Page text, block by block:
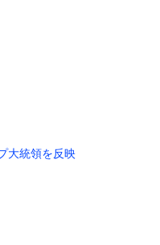
大統領を反映